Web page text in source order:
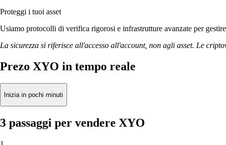
Proteggi i tuoi asset
Usiamo protocolli di verifica rigorosi e infrastrutture avanzate per
La sicurezza si riferisce all'accesso all'account, non agli asset. Le
Prezo XYO in tempo reale
Inizia in pochi minuti
3 passaggi per vendere XYO